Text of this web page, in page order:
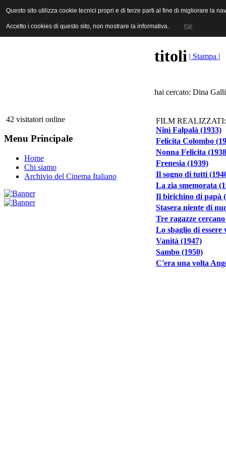
ANICA | Associazione Nazionale Industrie Cinematografiche
42 visitatori online
Menu Principale
Home
Chi siamo
Archivio del Cinema Italiano
titoli | Stampa |
hai cercato: Dina
FILM REALIZZATI:
Ninì Falpalà (1933)
Felicita Colombo
Nonna Felicita
Frenesia (1939)
Il sogno di tutti
La zia smemorata
Il birichino di papà
Stasera niente di
Tre ragazze
Lo sbaglio di essere
Vanità (1947)
Sambo (1950)
C'era una volta
Questo sito utilizza cookie tecnici propri e di terze parti al fine di migliorare la
Accetto i cookies di questo sito, non mostrare la informativa. OK
Questo sito utilizza cookie tecnici propri e di terze parti al fine di migliorare la
Accetto i cookies di questo sito, non mostrare la informativa. OK